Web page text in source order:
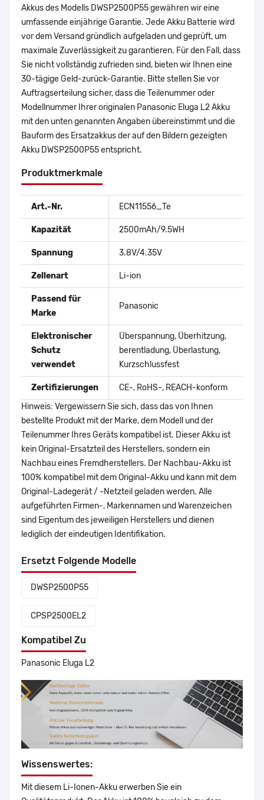
Akkus des Modells DWSP2500P55 gewähren wir eine
umfassende einjährige Garantie. Jede Akku Batterie wird
vor dem Versand gründlich aufgeladen und geprüft, um
maximale Zuverlässigkeit zu garantieren. Für den Fall, dass
Sie nicht vollständig zufrieden sind, bieten wir Ihnen eine
30-tägige Geld-zurück-Garantie. Bitte stellen Sie vor
Auftragserteilung sicher, dass die Teilenummer oder
Modellnummer Ihrer originalen Panasonic Eluga L2 Akku
mit den unten genannten Angaben übereinstimmt und die
Bauform des Ersatzakkus der auf den Bildern gezeigten
Akku DWSP2500P55 entspricht.
Produktmerkmale
Art.-Nr. ECN11556_Te
Kapazität 2500mAh/9.5WH
Spannung 3.8V/4.35V
Zellenart Li-ion
Passend für
Marke
Panasonic
Elektronischer
Schutz
verwendet
Überspannung, Überhitzung,
berentladung, Überlastung,
Kurzschlussfest
Zertifizierungen
CE-, RoHS-, REACH-konform
Hinweis: Vergewissern Sie sich, dass das von Ihnen
bestellte Produkt mit der Marke, dem Modell und der
Teilenummer Ihres Geräts kompatibel ist. Dieser Akku ist
kein Original-Ersatzteil des Herstellers, sondern ein
Nachbau eines Fremdherstellers. Der Nachbau-Akku ist
100% kompatibel mit dem Original-Akku und kann mit dem
Original-Ladegerät / -Netzteil geladen werden. Alle
aufgeführten Firmen-, Markennamen und Warenzeichen
sind Eigentum des jeweiligen Herstellers und dienen
lediglich der eindeutigen Identifikation.
Ersetzt Folgende Modelle
DWSP2500P55
CPSP2500EL2
Kompatibel Zu
Panasonic Eluga L2
Wissenswertes:
Mit diesem Li-Ionen-Akku erwerben Sie ein